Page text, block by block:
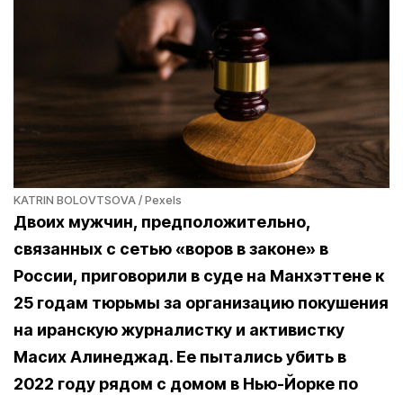
KATRIN BOLOVTSOVA / Pexels
Двоих мужчин, предположительно,
связанных с сетью «воров в законе» в
России, приговорили в суде на Манхэттене к
25 годам тюрьмы за организацию покушения
на иранскую журналистку и активистку
Масих Алинеджад. Ее пытались убить в
2022 году рядом с домом в Нью-Йорке по